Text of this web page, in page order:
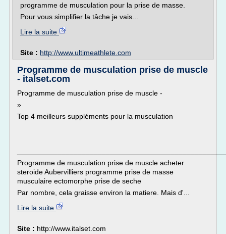
programme de musculation pour la prise de masse.
Pour vous simplifier la tâche je vais...
Lire la suite
Site : http://www.ultimeathlete.com
Programme de musculation prise de muscle
- italset.com
Programme de musculation prise de muscle -
»
Top 4 meilleurs suppléments pour la musculation
Programme de musculation prise de muscle acheter
steroide Aubervilliers programme prise de masse
musculaire ectomorphe prise de seche
Par nombre, cela graisse environ la matiere. Mais d'...
Lire la suite
Site : http://www.italset.com